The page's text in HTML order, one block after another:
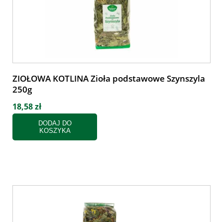
ZIOŁOWA KOTLINA Zioła podstawowe Szynszyla
250g
18,58 zł
DODAJ DO
KOSZYKA